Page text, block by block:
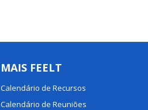
MAIS FEELT
Calendário de Recursos
Calendário de Reuniões